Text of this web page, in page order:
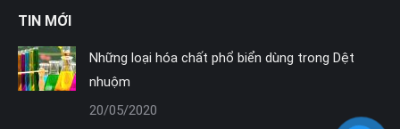
TIN MỚI
Những loại hóa chất phổ biển dùng trong Dệt
nhuộm
20/05/2020